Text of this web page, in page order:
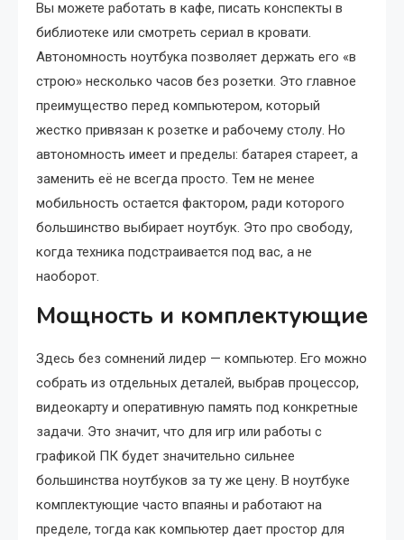
Вы можете работать в кафе, писать конспекты в
библиотеке или смотреть сериал в кровати.
Автономность ноутбука позволяет держать его «в
строю» несколько часов без розетки. Это главное
преимущество перед компьютером, который
жестко привязан к розетке и рабочему столу. Но
автономность имеет и пределы: батарея стареет, а
заменить её не всегда просто. Тем не менее
мобильность остается фактором, ради которого
большинство выбирает ноутбук. Это про свободу,
когда техника подстраивается под вас, а не
наоборот.
Мощность и комплектующие
Здесь без сомнений лидер — компьютер. Его можно
собрать из отдельных деталей, выбрав процессор,
видеокарту и оперативную память под конкретные
задачи. Это значит, что для игр или работы с
графикой ПК будет значительно сильнее
большинства ноутбуков за ту же цену. В ноутбуке
комплектующие часто впаяны и работают на
пределе, тогда как компьютер дает простор для